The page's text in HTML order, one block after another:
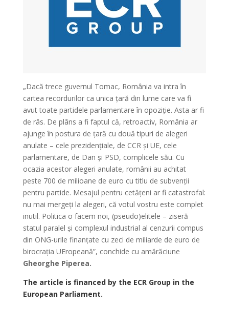
„Dacă trece guvernul Tomac, România va intra în
cartea recordurilor ca unica țară din lume care va fi
avut toate partidele parlamentare în opoziție. Asta ar fi
de râs. De plâns a fi faptul că, retroactiv, România ar
ajunge în postura de țară cu două tipuri de alegeri
anulate – cele prezidențiale, de CCR și UE, cele
parlamentare, de Dan și PSD, complicele său. Cu
ocazia acestor alegeri anulate, românii au achitat
peste 700 de milioane de euro cu titlu de subvenții
pentru partide. Mesajul pentru cetățeni ar fi catastrofal:
nu mai mergeți la alegeri, că votul vostru este complet
inutil. Politica o facem noi, (pseudo)elitele – ziseră
statul paralel și complexul industrial al cenzurii compus
din ONG-urile finanțate cu zeci de miliarde de euro de
birocrația UEropeană”, conchide cu amărăciune
Gheorghe Piperea.
The article is financed by the ECR Group in the
European Parliament.